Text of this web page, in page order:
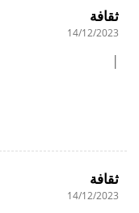
ثقافة
14/12/2023
|
ثقافة
14/12/2023